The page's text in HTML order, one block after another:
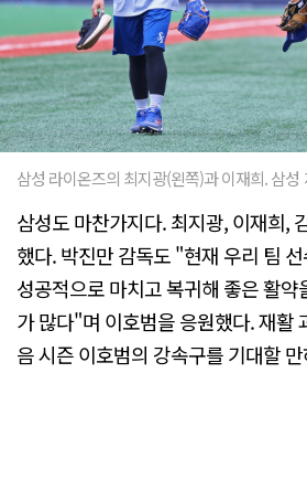
삼성 라이온즈의 최지광(왼쪽)과 이재희. 삼성
삼성도 마찬가지다. 최지광, 이재희,
했다. 박진만 감독도 "현재 우리 팀
성공적으로 마치고 복귀해 좋은 활
가 많다"며 이호범을 응원했다. 재활
음 시즌 이호범의 강속구를 기대할